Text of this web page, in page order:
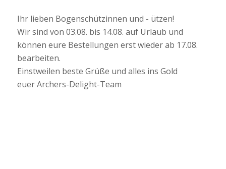
Ihr lieben Bogenschützinnen und - ützen!
Wir sind von 03.08. bis 14.08. auf Urlaub und
können eure Bestellungen erst wieder ab 17.08.
bearbeiten.
Einstweilen beste Grüße und alles ins Gold
euer Archers-Delight-Team